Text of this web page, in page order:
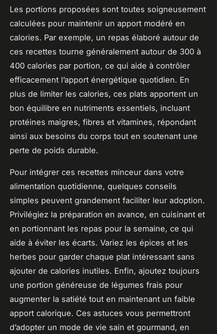
Les portions proposées sont toutes soigneusement
calculées pour maintenir un apport modéré en
calories. Par exemple, un repas élaboré autour de
ces recettes tourne généralement autour de 300 à
400 calories par portion, ce qui aide à contrôler
efficacement l’apport énergétique quotidien. En
plus de limiter les calories, ces plats apportent un
bon équilibre en nutriments essentiels, incluant
protéines maigres, fibres et vitamines, répondant
ainsi aux besoins du corps tout en soutenant une
perte de poids durable.
Pour intégrer ces recettes minceur dans votre
alimentation quotidienne, quelques conseils
simples peuvent grandement faciliter leur adoption.
Privilégiez la préparation en avance, en cuisinant et
en portionnant les repas pour la semaine, ce qui
aide à éviter les écarts. Variez les épices et les
herbes pour garder chaque plat intéressant sans
ajouter de calories inutiles. Enfin, ajoutez toujours
une portion généreuse de légumes frais pour
augmenter la satiété tout en maintenant un faible
apport calorique. Ces astuces vous permettront
d’adopter un mode de vie sain et gourmand, en